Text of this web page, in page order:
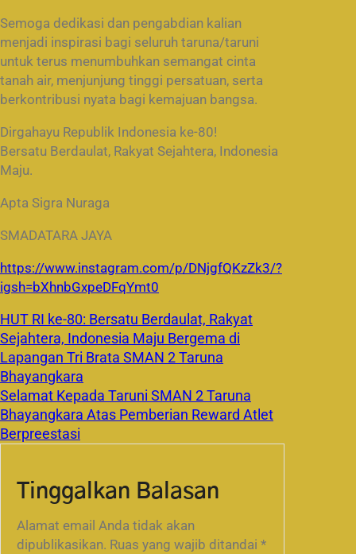
Semoga dedikasi dan pengabdian kalian
menjadi inspirasi bagi seluruh taruna/taruni
untuk terus menumbuhkan semangat cinta
tanah air, menjunjung tinggi persatuan, serta
berkontribusi nyata bagi kemajuan bangsa.
Dirgahayu Republik Indonesia ke-80!
Bersatu Berdaulat, Rakyat Sejahtera, Indonesia
Maju.
Apta Sigra Nuraga
SMADATARA JAYA
https://www.instagram.com/p/DNjgfQKzZk3/?
igsh=bXhnbGxpeDFqYmt0
HUT RI ke-80: Bersatu Berdaulat, Rakyat
Sejahtera, Indonesia Maju Bergema di
Lapangan Tri Brata SMAN 2 Taruna
Bhayangkara
Selamat Kepada Taruni SMAN 2 Taruna
Bhayangkara Atas Pemberian Reward Atlet
Berpreestasi
Tinggalkan Balasan
Alamat email Anda tidak akan
dipublikasikan. Ruas yang wajib ditandai *